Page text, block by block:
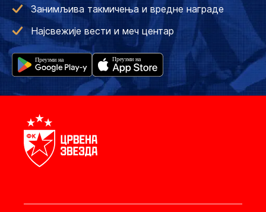
Занимљива такмичења и вредне награде
Најсвежије вести и меч центар